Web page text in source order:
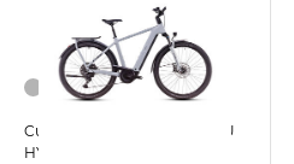
Cube | E-Bike KATHMANDU
HYBRID EX 800 ABS